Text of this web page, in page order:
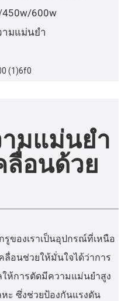
450w/600w
ามแม่นยำ
มแม่นยำ
ลื่อนด้วย
ของเราเป็นอุปกรณ์ที่เหนือ
ลื่อนช่วยให้มั่นใจได้ว่าการ
ห้การตัดมีความแม่นยำสูง
ะ ซึ่งช่วยป้องกันแรงดัน